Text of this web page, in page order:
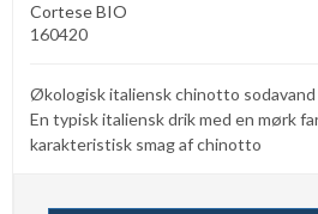
Cortese BIO
160420
Økologisk italiensk chinotto sodavand
En typisk italiensk drik med en mørk
karakteristisk smag af chinotto